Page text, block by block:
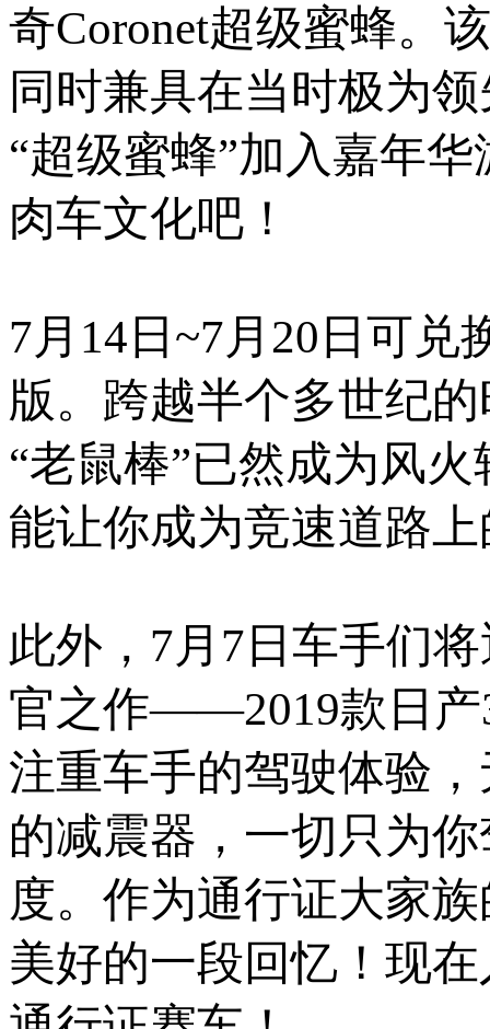
奇Coronet超级蜜蜂。
同时兼具在当时极为
“超级蜜蜂”加入嘉年
肉车文化吧！
7月14日~7月20日可兑
版。跨越半个多世纪
“老鼠棒”已然成为风
能让你成为竞速道路
此外，7月7日车手们
官之作——2019款日产
注重车手的驾驶体验
的减震器，一切只为
度。作为通行证大家
美好的一段回忆！现